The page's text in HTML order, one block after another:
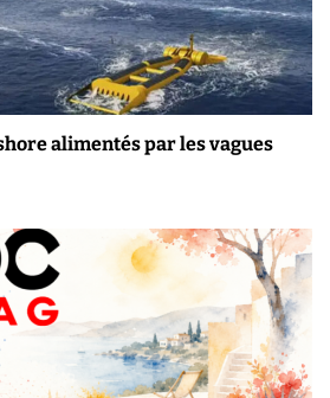
alimentés par les vagues